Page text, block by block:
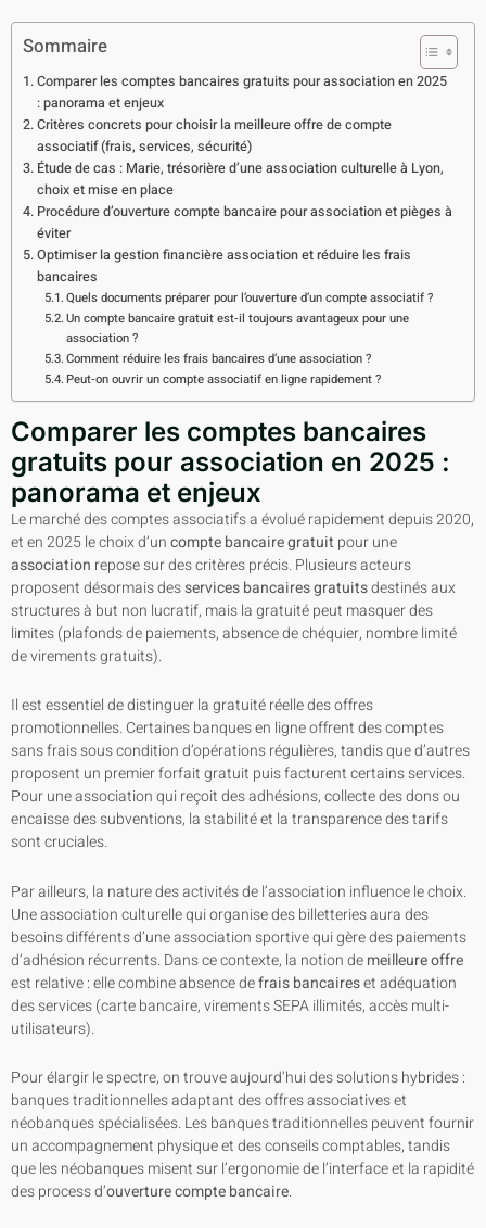
Sommaire
Comparer les comptes bancaires gratuits pour association en 2025
: panorama et enjeux
Critères concrets pour choisir la meilleure offre de compte
associatif (frais, services, sécurité)
Étude de cas : Marie, trésorière d’une association culturelle à Lyon,
choix et mise en place
Procédure d’ouverture compte bancaire pour association et pièges à
éviter
Optimiser la gestion financière association et réduire les frais
bancaires
Quels documents préparer pour l’ouverture d’un compte associatif ?
Un compte bancaire gratuit est-il toujours avantageux pour une
association ?
Comment réduire les frais bancaires d’une association ?
Peut-on ouvrir un compte associatif en ligne rapidement ?
Comparer les comptes bancaires
gratuits pour association en 2025 :
panorama et enjeux
Le marché des comptes associatifs a évolué rapidement depuis 2020,
et en 2025 le choix d’uncompte bancaire gratuit pour une
association repose sur des critères précis. Plusieurs acteurs
proposent désormais desservices bancaires gratuitsdestinés aux
structures à but non lucratif, mais la gratuité peut masquer des
limites (plafonds de paiements, absence de chéquier, nombre limité
de virements gratuits).
Il est essentiel de distinguer la gratuité réelle des offres
promotionnelles. Certaines banques en ligne offrent des comptes
sans frais sous condition d’opérations régulières, tandis que d’autres
proposent un premier forfait gratuit puis facturent certains services.
Pour une association qui reçoit des adhésions, collecte des dons ou
encaisse des subventions, la stabilité et la transparence des tarifs
sont cruciales.
Par ailleurs, la nature des activités de l’association influence le choix.
Une association culturelle qui organise des billetteries aura des
besoins différents d’une association sportive qui gère des paiements
d’adhésion récurrents. Dans ce contexte, la notion demeilleure offre
est relative : elle combine absence defrais bancaireset adéquation
des services (carte bancaire, virements SEPA illimités, accès multi-
utilisateurs).
Pour élargir le spectre, on trouve aujourd’hui des solutions hybrides :
banques traditionnelles adaptant des offres associatives et
néobanques spécialisées. Les banques traditionnelles peuvent fournir
un accompagnement physique et des conseils comptables, tandis
que les néobanques misent sur l’ergonomie de l’interface et la rapidité
des process d’ouverture compte bancaire.